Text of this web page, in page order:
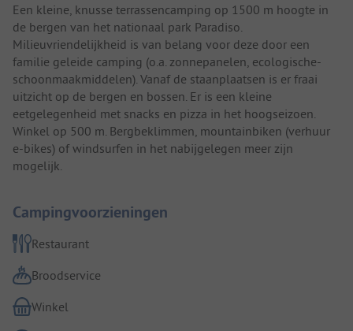
Een kleine, knusse terrassencamping op 1500 m hoogte in
de bergen van het nationaal park Paradiso.
Milieuvriendelijkheid is van belang voor deze door een
familie geleide camping (o.a. zonnepanelen, ecologische-
schoonmaakmiddelen). Vanaf de staanplaatsen is er fraai
uitzicht op de bergen en bossen. Er is een kleine
eetgelegenheid met snacks en pizza in het hoogseizoen.
Winkel op 500 m. Bergbeklimmen, mountainbiken (verhuur
e-bikes) of windsurfen in het nabijgelegen meer zijn
mogelijk.
Campingvoorzieningen
Restaurant
Broodservice
Winkel